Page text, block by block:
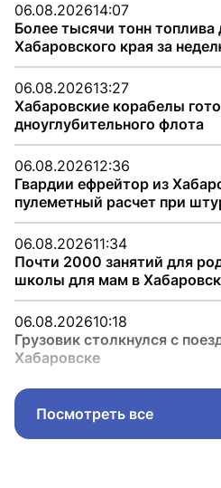
06.08.202614:07
Более тысячи тонн топлива
Хабаровского края за
06.08.202613:27
Хабаровские корабелы
дноуглубительного флота
06.08.202612:36
Гвардии ефрейтор из
пулеметный расчет при
06.08.202611:34
Почти 2000 занятий для
школы для мам в
06.08.202610:18
Грузовик столкнулся с
Хабаровске
Посмотреть все